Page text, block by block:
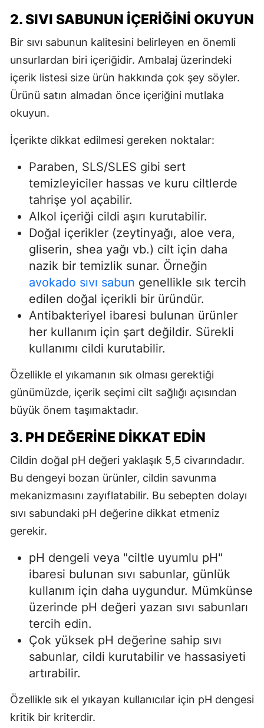
2. SIVI SABUNUN İÇERIĞINI OKUYUN
Bir sıvı sabunun kalitesini belirleyen en önemli
unsurlardan biri içeriğidir. Ambalaj üzerindeki
içerik listesi size ürün hakkında çok şey söyler.
Ürünü satın almadan önce içeriğini mutlaka
okuyun.
İçerikte dikkat edilmesi gereken noktalar:
Paraben, SLS/SLES gibi sert
temizleyiciler hassas ve kuru ciltlerde
tahrişe yol açabilir.
Alkol içeriği cildi aşırı kurutabilir.
Doğal içerikler (zeytinyağı, aloe vera,
gliserin, shea yağı vb.) cilt için daha
nazik bir temizlik sunar. Örneğin
avokado sıvı sabun genellikle sık tercih
edilen doğal içerikli bir üründür.
Antibakteriyel ibaresi bulunan ürünler
her kullanım için şart değildir. Sürekli
kullanımı cildi kurutabilir.
Özellikle el yıkamanın sık olması gerektiği
günümüzde, içerik seçimi cilt sağlığı açısından
büyük önem taşımaktadır.
3. PH DEĞERINE DIKKAT EDIN
Cildin doğal pH değeri yaklaşık 5,5 civarındadır.
Bu dengeyi bozan ürünler, cildin savunma
mekanizmasını zayıflatabilir. Bu sebepten dolayı
sıvı sabundaki pH değerine dikkat etmeniz
gerekir.
pH dengeli veya "ciltle uyumlu pH"
ibaresi bulunan sıvı sabunlar, günlük
kullanım için daha uygundur. Mümkünse
üzerinde pH değeri yazan sıvı sabunları
tercih edin.
Çok yüksek pH değerine sahip sıvı
sabunlar, cildi kurutabilir ve hassasiyeti
artırabilir.
Özellikle sık el yıkayan kullanıcılar için pH dengesi
kritik bir kriterdir.